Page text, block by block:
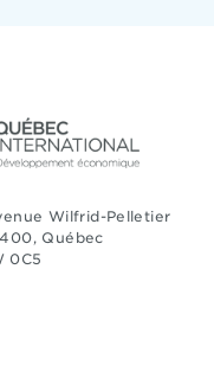
Wilfrid-Pelletier
Québec
0C5